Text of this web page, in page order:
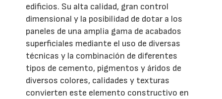
edificios. Su alta calidad, gran control
dimensional y la posibilidad de dotar a los
paneles de una amplia gama de acabados
superficiales mediante el uso de diversas
técnicas y la combinación de diferentes
tipos de cemento, pigmentos y áridos de
diversos colores, calidades y texturas
convierten este elemento constructivo en